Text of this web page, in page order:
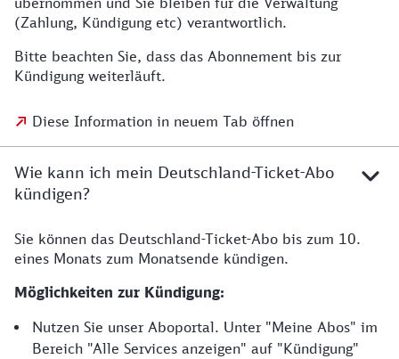
(Zahlung, Kündigung etc) verantwortlich.
Bitte beachten Sie, dass das Abonnement bis zur
Kündigung weiterläuft.
Diese Information in neuem Tab öffnen
Wie kann ich mein Deutschland-Ticket-Abo
kündigen?
Sie können das Deutschland-Ticket-Abo bis zum 10.
eines Monats zum Monatsende kündigen.
Möglichkeiten zur Kündigung:
Nutzen Sie unser Aboportal. Unter "Meine Abos" im
Bereich "Alle Services anzeigen" auf "Kündigung"